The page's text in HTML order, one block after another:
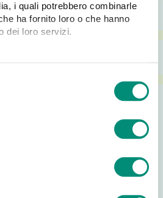
i quali potrebbero combinarle
ha fornito loro o che hanno
dei loro servizi.
Factory?
digitale
sempre aggiornato
a portata di mano
potenziare la tua piattaforma
aggiuntive, integrazione
business?
Porta la tua vendita